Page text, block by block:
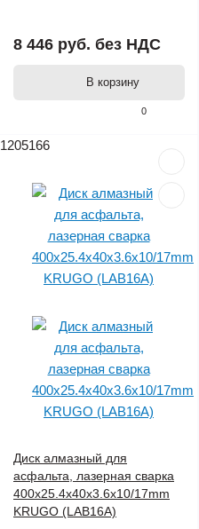
0
8 446 руб. без НДС
В корзину
1205166
Диск алмазный для
асфальта, лазерная сварка
400x25.4x40x3.6x10/17mm
KRUGO (LAB16A)